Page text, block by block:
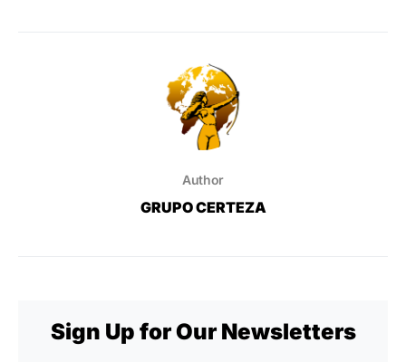
Author
GRUPO CERTEZA
Sign Up for Our Newsletters